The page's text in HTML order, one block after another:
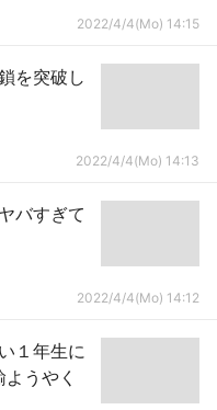
2022/4/4(Mo) 14:15
を突破し
2022/4/4(Mo) 14:13
バすぎて
2022/4/4(Mo) 14:12
１年生に
うやく